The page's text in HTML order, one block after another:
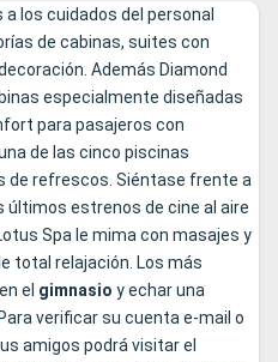
los cuidados del personal
de cabinas, suites con
Además Diamond
especialmente diseñadas
para pasajeros con
de las cinco piscinas
de refrescos. Siéntase frente a
últimos estrenos de cine al aire
Spa le mima con masajes y
total relajación. Los más
el gimnasio y echar una
verificar su cuenta e-mail o
amigos podrá visitar el